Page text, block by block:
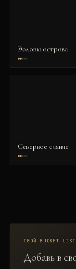
Эоловы острова
Северное сияние
ТВОЙ BUCKET LIST
Добавь в